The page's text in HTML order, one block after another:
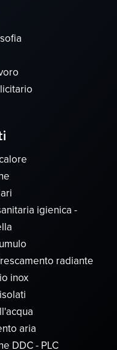
igienica -
radiante
inox
aria
DDC - PLC